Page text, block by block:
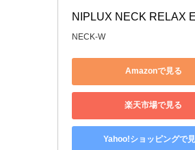
NIPLUX NECK RELAX
NECK-W
Amazonで見る
楽天市場で見る
Yahoo!ショッピングで